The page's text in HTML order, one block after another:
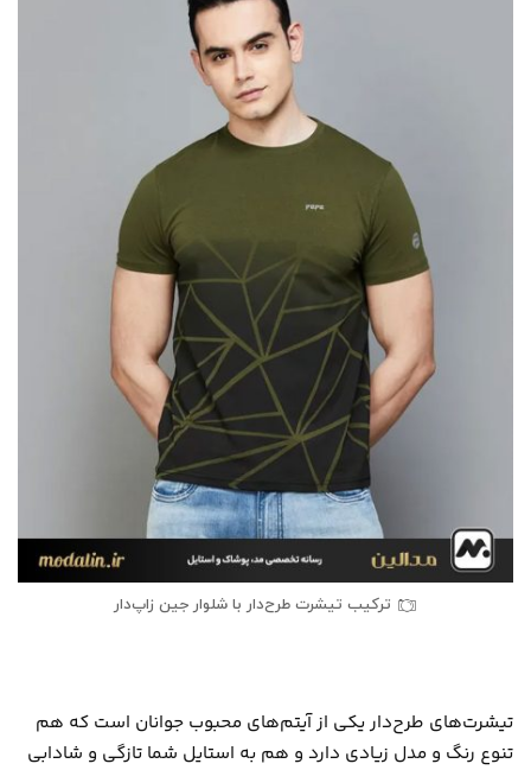
ترکیب تیشرت طرح‌دار با شلوار جین زاپ‌دار
تیشرت‌های طرح‌دار یکی از آیتم‌های محبوب جوانان است که هم
تنوع رنگ و مدل زیادی دارد و هم به استایل شما تازگی و شادابی